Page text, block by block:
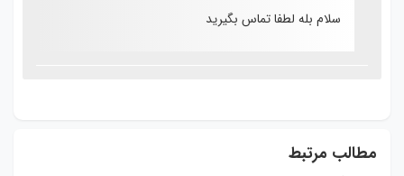
سلام بله لطفا تماس بگیرید
مطالب مرتبط